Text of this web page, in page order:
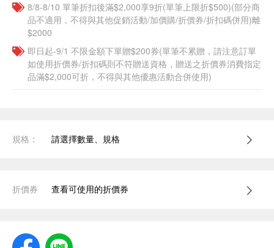
8/8-8/10 單筆折扣後滿$2,000享9折(單筆上限折$500)(部分商
品不適用，不得與其他促銷活動/加價購/折價券/折扣碼併用)離
$2000
即日起-9/1 不限金額下單贈$200券(單筆不累贈，請注意訂單
如使用折價券/折扣碼則不符贈送資格，贈送之折價券消費指定
品滿$2,000可折，不得與其他優惠活動合併使用)
規格： 請選擇數量、規格
折價券 查看可使用的折價券